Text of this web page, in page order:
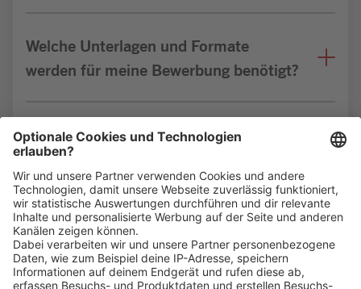
Welche Unterlagen und Formate
werden für meine Bewerbung benötigt?
Bin ich für die Stelle geeignet?